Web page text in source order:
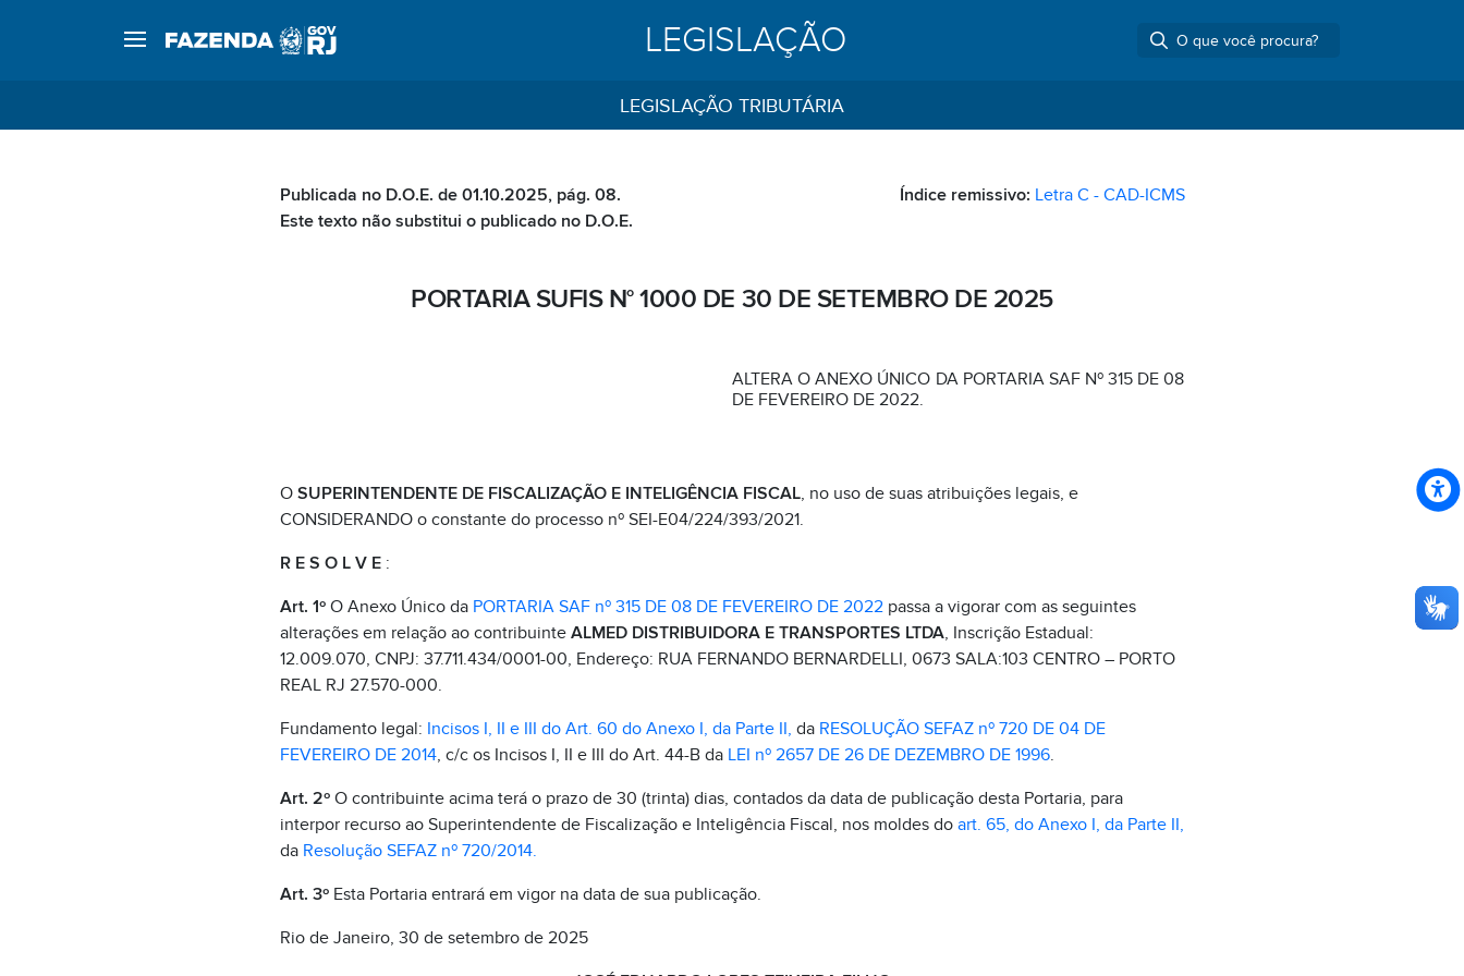
LEGISLAÇÃO
LEGISLAÇÃO TRIBUTÁRIA
Publicada no D.O.E. de 01.10.2025, pág. 08.
Este texto não substitui o publicado no D.O.E.
Índice remissivo: Letra C - CAD-ICMS
PORTARIA SUFIS N° 1000 DE 30 DE SETEMBRO DE 2025
ALTERA O ANEXO ÚNICO DA PORTARIA SAF Nº 315 DE 08
DE FEVEREIRO DE 2022.
O SUPERINTENDENTE DE FISCALIZAÇÃO E INTELIGÊNCIA FISCAL, no uso de suas atribuições legais, e
CONSIDERANDO o constante do processo nº SEI-E04/224/393/2021.
R E S O L V E:
Art. 1º O Anexo Único da PORTARIA SAF nº 315 DE 08 DE FEVEREIRO DE 2022passa a vigorar com as seguintes
alterações em relação ao contribuinte ALMED DISTRIBUIDORA E TRANSPORTES LTDA, Inscrição Estadual:
12.009.070, CNPJ: 37.711.434/0001-00, Endereço: RUA FERNANDO BERNARDELLI, 0673 SALA:103 CENTRO – PORTO
REAL RJ 27.570-000.
Fundamento legal: Incisos I, II e III do Art. 60 do Anexo I, da Parte II, da RESOLUÇÃO SEFAZ nº 720 DE 04 DE
FEVEREIRO DE 2014, c/c os Incisos I, II e III do Art. 44-B da LEI nº 2657 DE 26 DE DEZEMBRO DE 1996.
Art. 2ºO contribuinte acima terá o prazo de 30 (trinta) dias, contados da data de publicação desta Portaria, para
interpor recurso ao Superintendente de Fiscalização e Inteligência Fiscal, nos moldes do art. 65, do Anexo I, da Parte II,
da Resolução SEFAZ nº 720/2014.
Art. 3ºEsta Portaria entrará em vigor na data de sua publicação.
Rio de Janeiro, 30 de setembro de 2025